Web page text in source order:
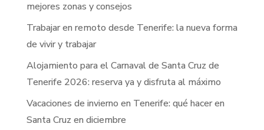
mejores zonas y consejos
Trabajar en remoto desde Tenerife: la nueva forma
de vivir y trabajar
Alojamiento para el Carnaval de Santa Cruz de
Tenerife 2026: reserva ya y disfruta al máximo
Vacaciones de invierno en Tenerife: qué hacer en
Santa Cruz en diciembre